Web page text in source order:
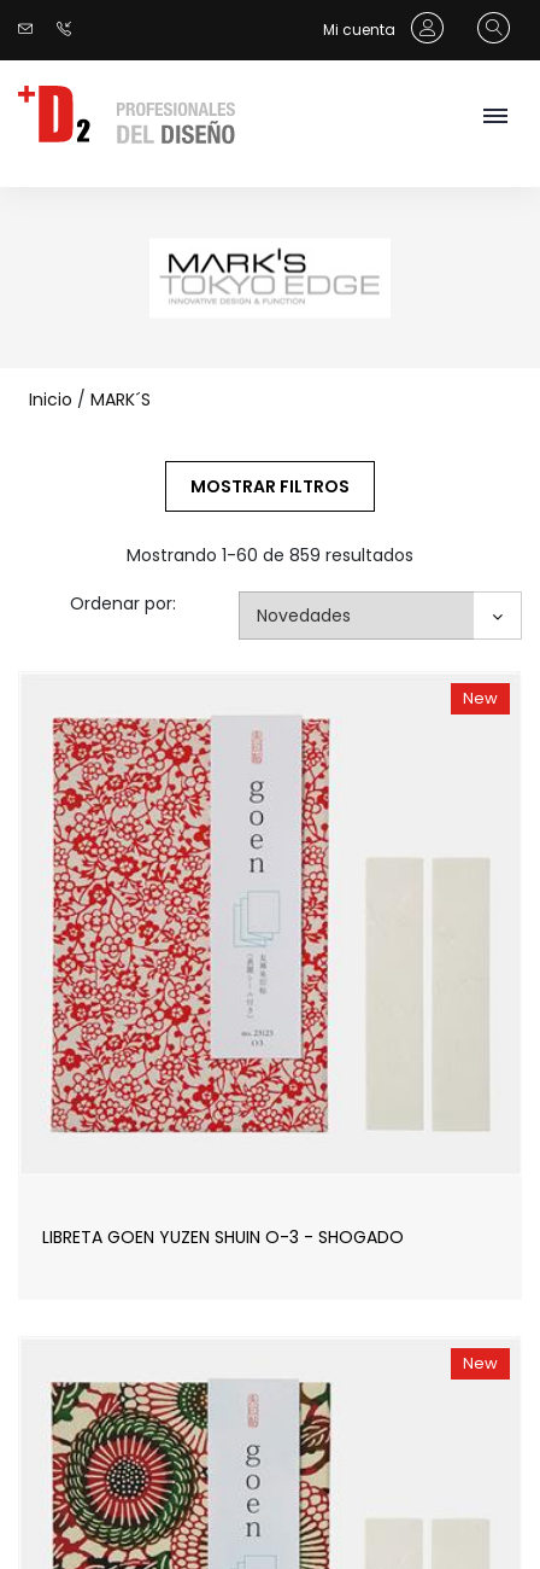
Mi cuenta
Inicio / MARK´S
MOSTRAR FILTROS
Mostrando 1-60 de 859 resultados
Ordenar por:
New
LIBRETA GOEN YUZEN SHUIN O-3 - SHOGADO
New